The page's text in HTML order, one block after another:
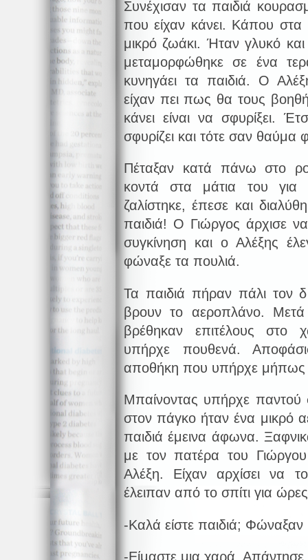
Συνέχισαν τα παιδιά
που είχαν κάνει. Κάπου στα
μικρό ζωάκι. Ήταν γλυκό
μεταμορφώθηκε σε ένα
κυνηγάει τα παιδιά. Ο
είχαν πει πως θα τους
κάνει είναι να σφυρίξει.
σφυρίζει και τότε σαν
Πέταξαν κατά πάνω στο
κοντά στα μάτια του
ζαλίστηκε, έπεσε και
παιδιά! Ο Γιώργος άρχισε
συγκίνηση και ο Αλέξης
φώναξε τα πουλιά.
Τα παιδιά πήραν πάλι τον
βρουν το αεροπλάνο.
βρέθηκαν επιτέλους
υπήρχε πουθενά.
αποθήκη που υπήρχε μήπως
Μπαίνοντας υπήρχε
στον πάγκο ήταν ένα μικρό
παιδιά έμεινα άφωνα.
με τον πατέρα του
Αλέξη. Είχαν αρχίσει να
έλειπαν από το σπίτι για
-Καλά είστε παιδιά; Φώναξαν
-Είμαστε μια χαρά.